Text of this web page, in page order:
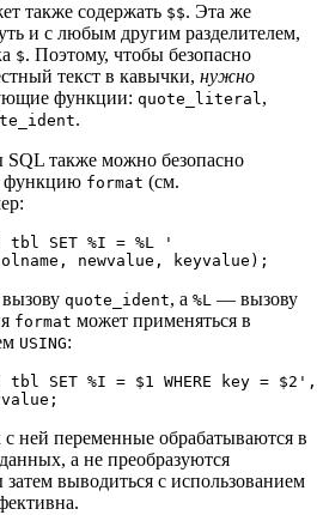
также содержать $$. Эта же
и с любым другим разделителем,
$. Поэтому, чтобы безопасно
текст в кавычки, нужно
функции: quote_literal,
.
также можно безопасно
функцию format (см.
tbl SET %I = %L '
newvalue, keyvalue);
quote_ident, а %L — вызову
format может применяться в
USING:
tbl SET %I = $1 WHERE key =
ней переменные обрабатываются в
а не преобразуются
затем выводиться с использованием